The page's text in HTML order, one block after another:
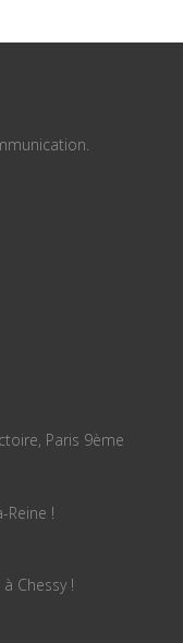
Paris 9ème
Reine !
Chessy !